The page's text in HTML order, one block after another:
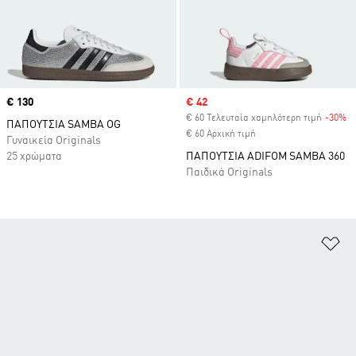
Price
€ 130
ΠΑΠΟΥΤΣΙΑ SAMBA OG
Γυναικεία Originals
25 χρώματα
Sale price
€ 42
€ 60 Τελευταία χαμηλότερη τιμή -30%
€ 60 Αρχική τιμή
ΠΑΠΟΥΤΣΙΑ ADIFOM SAMBA 360
Παιδικά Originals